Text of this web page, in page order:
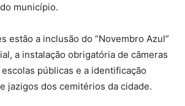
município.
estão a inclusão do “Novembro Azul”
a instalação obrigatória de câmeras
públicas e a identificação
jazigos dos cemitérios da cidade.